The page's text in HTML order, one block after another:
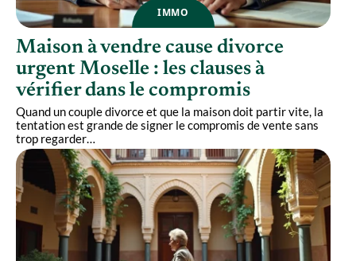
IMMO
Maison à vendre cause divorce
urgent Moselle : les clauses à
vérifier dans le compromis
Quand un couple divorce et que la maison doit partir vite, la
tentation est grande de signer le compromis de vente sans
trop regarder…